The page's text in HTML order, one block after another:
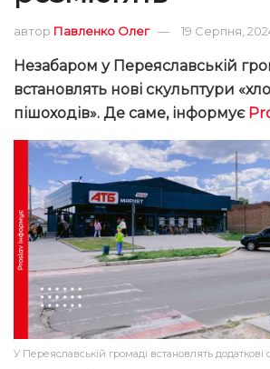
автор Павленко Олег 19 Серпня,
Незабаром у Переяславській
встановлять нові скульптури
пішоходів». Де саме, інформує
У Переяславській громаді встановлять додаткові